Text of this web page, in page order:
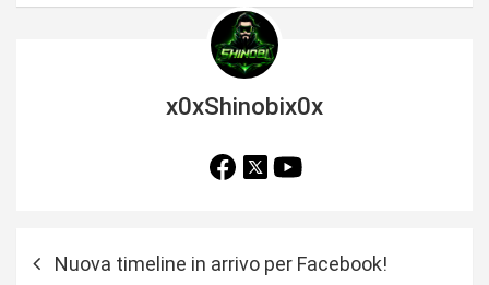
x0xShinobix0x
Nuova timeline in arrivo per Facebook!